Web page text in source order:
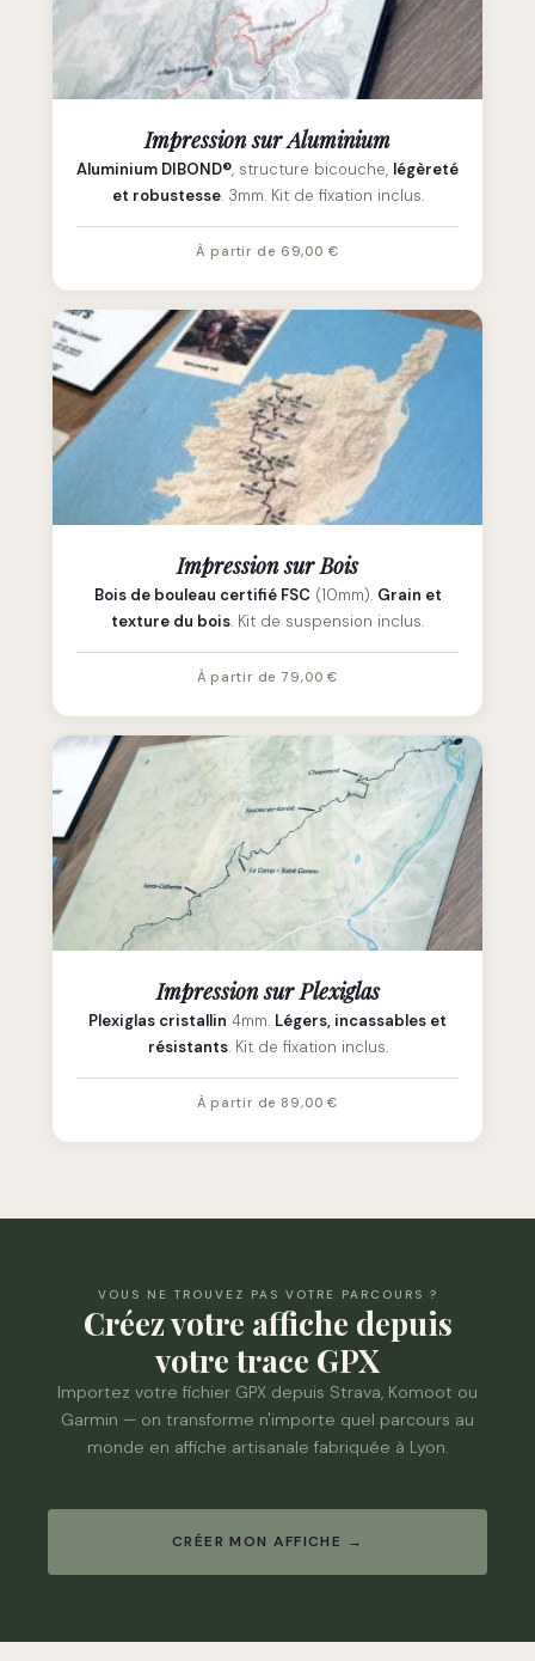
Impression sur Aluminium
Aluminium DIBOND®, structure bicouche, légèreté
et robustesse. 3mm. Kit de fixation inclus.
À partir de 69,00 €
Impression sur Bois
Bois de bouleau certifié FSC(10mm). Grain et
texture du bois. Kit de suspension inclus.
À partir de 79,00 €
Impression sur Plexiglas
Plexiglas cristallin 4mm. Légers, incassables et
résistants. Kit de fixation inclus.
À partir de 89,00 €
VOUS NE TROUVEZ PAS VOTRE PARCOURS ?
Créez votre affiche depuis
votre trace GPX
Importez votre fichier GPX depuis Strava, Komoot ou
Garmin — on transforme n'importe quel parcours au
monde en affiche artisanale fabriquée à Lyon.
CRÉER MON AFFICHE →